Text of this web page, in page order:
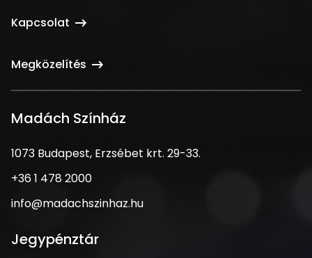
Kapcsolat
Megközelítés
Madách Színház
1073
Erzsébet
krt.
33.
1073 Budapest, Erzsébet krt. 29-33.
Telefonszám
+36 1 478 2000
Email
info@madachszinhaz.hu
Jegypénztár